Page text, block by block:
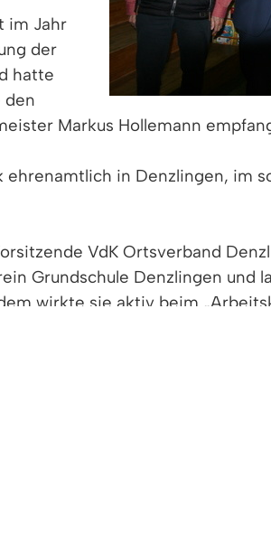
im Jahr
der
hatte
den
Markus Hollemann
in Denzlingen, im
VdK Ortsverband
Grundschule Denzlingen und
wirkte sie aktiv beim